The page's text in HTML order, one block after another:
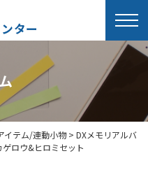
ター
イテム/連動小物> DXメモリアルバ
ロウ&ヒロミセット